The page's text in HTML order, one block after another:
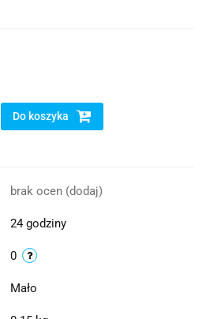
Do koszyka
brak ocen (dodaj)
24 godziny
0
Mało